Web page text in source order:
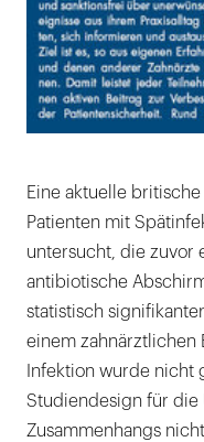
Eine aktuelle
Patienten mit
untersucht, die zuvor
antibiotische
statistisch
einem zahnärztlichen
Infektion wurde nicht
Studiendesign für die
Zusammenhangs